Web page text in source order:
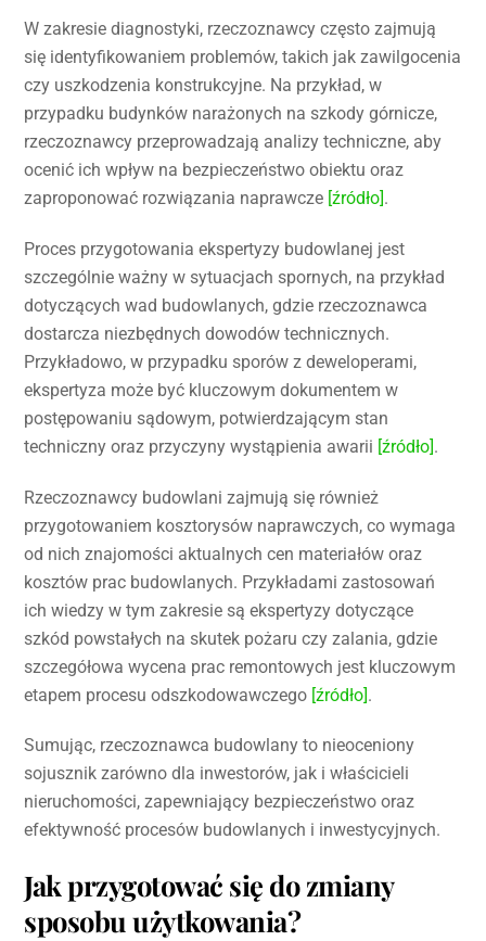
W zakresie diagnostyki, rzeczoznawcy często zajmują
się identyfikowaniem problemów, takich jak zawilgocenia
czy uszkodzenia konstrukcyjne. Na przykład, w
przypadku budynków narażonych na szkody górnicze,
rzeczoznawcy przeprowadzają analizy techniczne, aby
ocenić ich wpływ na bezpieczeństwo obiektu oraz
zaproponować rozwiązania naprawcze [źródło].
Proces przygotowania ekspertyzy budowlanej jest
szczególnie ważny w sytuacjach spornych, na przykład
dotyczących wad budowlanych, gdzie rzeczoznawca
dostarcza niezbędnych dowodów technicznych.
Przykładowo, w przypadku sporów z deweloperami,
ekspertyza może być kluczowym dokumentem w
postępowaniu sądowym, potwierdzającym stan
techniczny oraz przyczyny wystąpienia awarii [źródło].
Rzeczoznawcy budowlani zajmują się również
przygotowaniem kosztorysów naprawczych, co wymaga
od nich znajomości aktualnych cen materiałów oraz
kosztów prac budowlanych. Przykładami zastosowań
ich wiedzy w tym zakresie są ekspertyzy dotyczące
szkód powstałych na skutek pożaru czy zalania, gdzie
szczegółowa wycena prac remontowych jest kluczowym
etapem procesu odszkodowawczego [źródło].
Sumując, rzeczoznawca budowlany to nieoceniony
sojusznik zarówno dla inwestorów, jak i właścicieli
nieruchomości, zapewniający bezpieczeństwo oraz
efektywność procesów budowlanych i inwestycyjnych.
Jak przygotować się do zmiany
sposobu użytkowania?